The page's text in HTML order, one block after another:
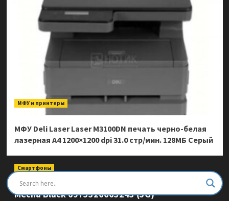
МФУ и принтеры
МФУ Deli Laser Laser M3100DN печать черно-белая
лазерная A4 1200×1200 dpi 31.0 стр/мин. 128МБ Серый
Смартфоны
Смартфон Ulefone Armor Mini 20 Pro 8/256Gb
Mecha Black 6975326663243 (5G)